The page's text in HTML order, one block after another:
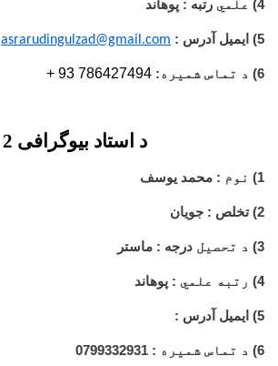
4) علمي رتبه : پوهاند
5) ایمیل آدرس : asrarudingulzad@gmail.com
6) د تماس شمیره:
+ 93 786427494
د استاد بیوگرافی 2
1) نوم : محمد یوسف
2) تخلص : جویان
3) د تحصیل درجه : ماستر
4) رتبه علمي : پوهاند
5) ایمیل آدرس :
6) د تماس شمیره : 0799332931